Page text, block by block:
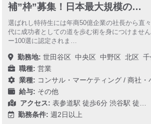
補”枠”募集！日本最大規模の…
選ばれし特待生には年商50億企業の社長から直
代に成功者としての道を歩む術を身につけませ
ー100選に認定されま…
勤務地: 世田谷区 中央区 中野区 北区
職種: 営業
業種: コンサル・マーケティング /商社・
給与: その他
アクセス: 表参道駅 徒歩6分 渋谷駅 徒…
勤務条件: 週2日以上